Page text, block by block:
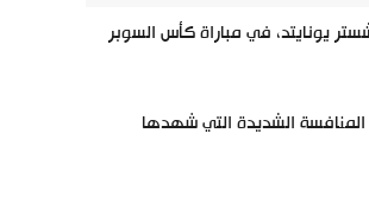
يونايتد، في مباراة كأس السوبر
المنافسة الشديدة التي شهدها